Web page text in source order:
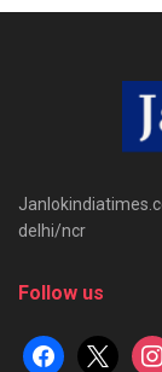
delhi/ncr
Follow us
facebook
x